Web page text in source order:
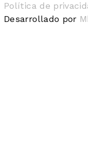
Política de
Desarrollado por